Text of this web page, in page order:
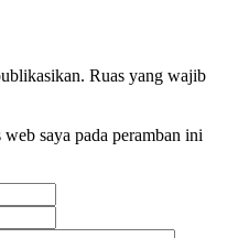
Ruas yang wajib
saya pada peramban ini